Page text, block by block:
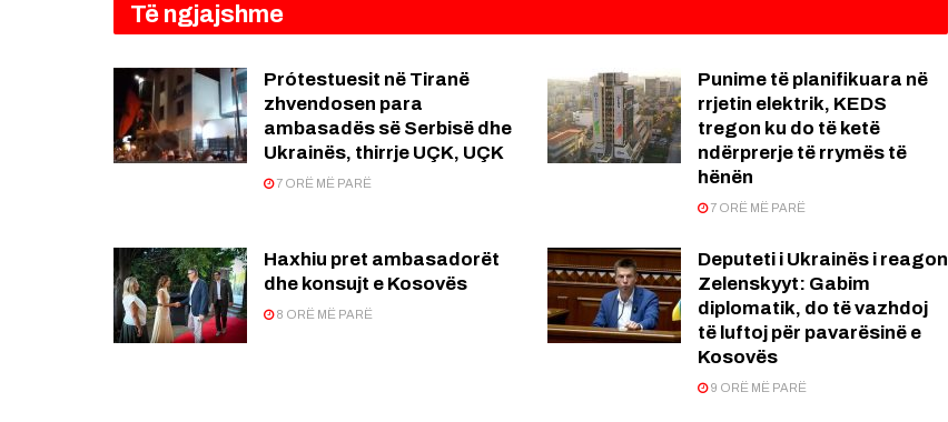
Të ngjajshme
Prótestuesit në Tiranë
zhvendosen para
ambasadës së Serbisë dhe
Ukrainës, thirrje UÇK, UÇK
7 ORË MË PARË
Punime të planifikuara në
rrjetin elektrik, KEDS
tregon ku do të ketë
ndërprerje të rrymës të
hënën
7 ORË MË PARË
Haxhiu pret ambasadorët
dhe konsujt e Kosovës
8 ORË MË PARË
Deputeti i Ukrainës i reagon
Zelenskyyt: Gabim
diplomatik, do të vazhdoj
të luftoj për pavarësinë e
Kosovës
9 ORË MË PARË